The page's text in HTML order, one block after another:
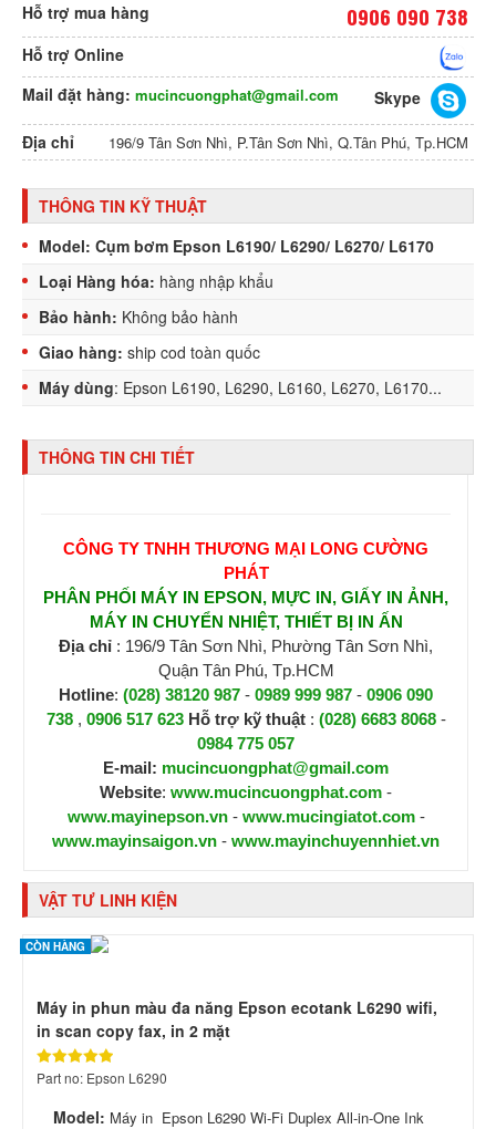
Hỗ trợ mua hàng 0906 090 738
Hỗ trợ Online
Mail đặt hàng: mucincuongphat@gmail.com
Skype
Địa chỉ
196/9 Tân Sơn Nhì, P.Tân Sơn Nhì, Q.Tân Phú, Tp.HCM
THÔNG TIN KỸ THUẬT
Model: Cụm bơm Epson L6190/ L6290/ L6270/ L6170
Loại Hàng hóa: hàng nhập khẩu
Bảo hành: Không bảo hành
Giao hàng: ship cod toàn quốc
Máy dùng: Epson L6190, L6290, L6160, L6270, L6170...
THÔNG TIN CHI TIẾT
CÔNG TY TNHH THƯƠNG MẠI LONG CƯỜNG
PHÁT
PHÂN PHỐI MÁY IN EPSON, MỰC IN, GIẤY IN ẢNH,
MÁY IN CHUYỂN NHIỆT, THIẾT BỊ IN ẤN
Địa chỉ : 196/9 Tân Sơn Nhì, Phường Tân Sơn Nhì,
Quận Tân Phú, Tp.HCM
Hotline: (028) 38120 987 - 0989 999 987 - 0906 090
738, 0906 517 623 Hỗ trợ kỹ thuật : (028) 6683 8068-
0984 775 057
E-mail: mucincuongphat@gmail.com
Website: www.mucincuongphat.com -
www.mayinepson.vn- www.mucingiatot.com-
www.mayinsaigon.vn - www.mayinchuyennhiet.vn
VẬT TƯ LINH KIỆN
CÒN HÀNG
Máy in phun màu đa năng Epson ecotank L6290 wifi,
in scan copy fax, in 2 mặt
Part no: Epson L6290
Model: Máy in Epson L6290 Wi-Fi Duplex All-in-One Ink